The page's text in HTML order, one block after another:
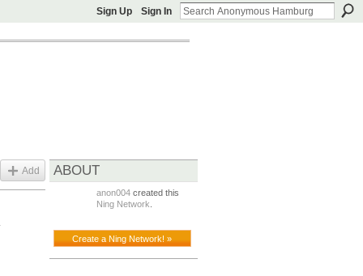
Sign Up Sign In
Add ABOUT
anon004created this
Ning Network
Create a Ning Network! »